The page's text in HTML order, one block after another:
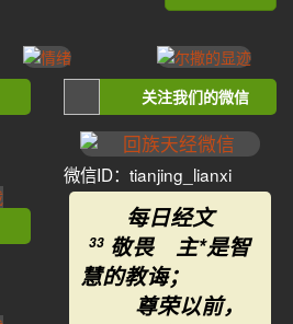
关注我们的微信
微信ID：tianjing_lianxi
每日经文
33 敬畏 主*是智
慧的教诲；
尊荣以前，